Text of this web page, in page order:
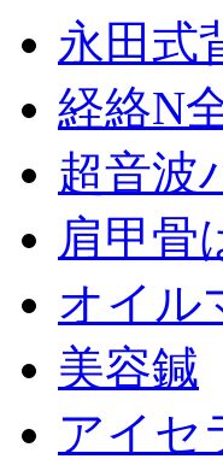
永田式
経絡N
超音波
肩甲骨
オイル
美容鍼
アイセ